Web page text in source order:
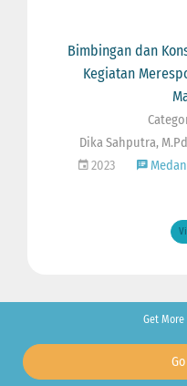
Bimbingan dan
Kegiatan
Dika Sahputra, M.Pd
2023
Medan
Get More